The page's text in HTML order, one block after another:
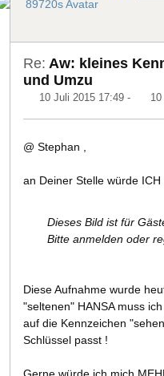
Re: Aw: kleines
und Umzu
10 Juli 2015 17:49 -
@ Stephan ,
an Deiner Stelle würde
Dieses Bild ist für
Bitte anmelden oder
Diese Aufnahme wurde
"seltenen" HANSA muss
auf die Kennzeichen
Schlüssel passt !